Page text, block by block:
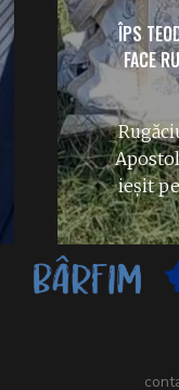
ÎPS
FACE
ieșit